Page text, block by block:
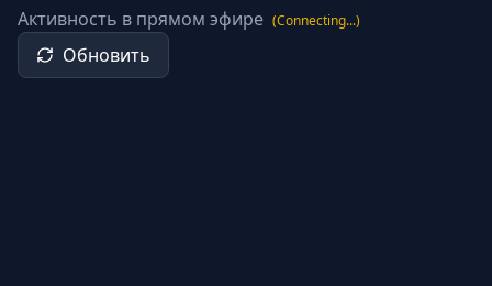
Активность в прямом эфире (Connecting...)
Обновить